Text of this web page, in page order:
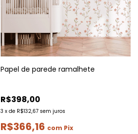
Papel de parede ramalhete
R$398,00
3 x de R$132,67 sem juros
R$366,16 com Pix